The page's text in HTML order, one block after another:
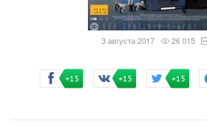
3 августа 2017 26 015
+15 +15 +15